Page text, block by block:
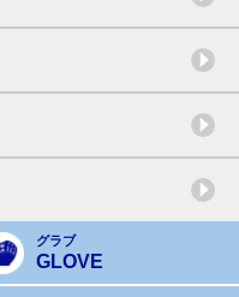
グラブ
GLOVE